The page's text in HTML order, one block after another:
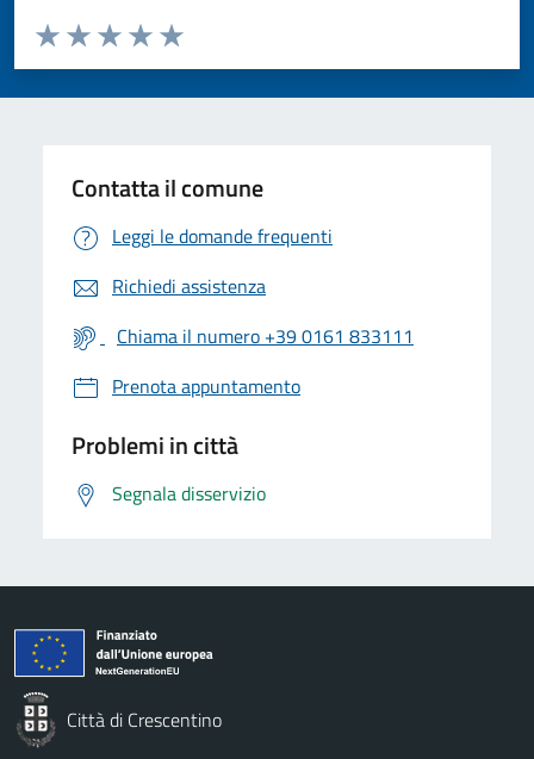
Valuta da 1 a 5 stelle la pagina
Valuta 5 stelle su 5
Valuta 4 stelle su 5
Valuta 3 stelle su 5
Valuta 2 stelle su 5
Valuta 1 stelle su 5
Contatta il comune
Leggi le domande frequenti
Richiedi assistenza
Chiama il numero +39 0161 833111
Prenota appuntamento
Problemi in città
Segnala disservizio
Città di Crescentino